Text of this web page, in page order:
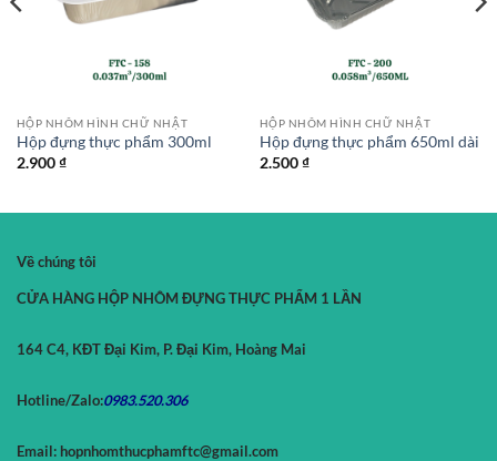
HỘP NHÔM HÌNH CHỮ NHẬT
Hộp đựng thực phẩm 300ml
2.900₫
HỘP NHÔM HÌNH CHỮ NHẬT
Hộp đựng thực phẩm 650ml dài
2.500₫
Về chúng tôi
CỬA HÀNG HỘP NHÔM ĐỰNG THỰC PHẨM 1 LẦN
164 C4, KĐT Đại Kim, P. Đại Kim, Hoàng Mai
Hotline/Zalo:0983.520.306
Email: hopnhomthucphamftc@gmail.com